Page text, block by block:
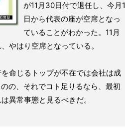
が11月30日付で退任し、今月1
日から代表の座が空席となっ
ていることがわかった。11月
やはり空席となっている。
命じるトップが不在では会社は成
の、それでコト足りるなら、最初
異常事態と見るべきだ。